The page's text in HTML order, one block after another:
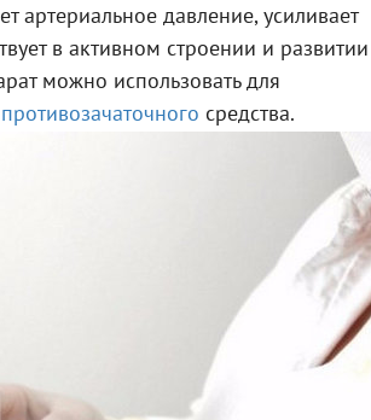
артериальное давление, усиливает
в активном строении и развитии
можно использовать для
противозачаточного средства.